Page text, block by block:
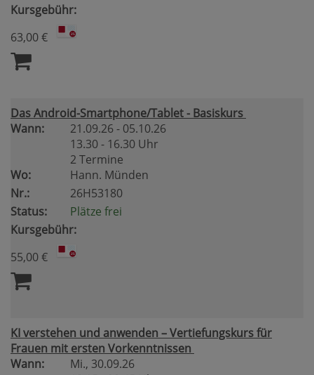
Kursgebühr:
63,00 €
Das Android-Smartphone/Tablet - Basiskurs
Wann:
21.09.26 - 05.10.26
13.30 - 16.30 Uhr
2 Termine
Wo:
Hann. Münden
Nr.:
26H53180
Status:
Plätze frei
Kursgebühr:
55,00 €
KI verstehen und anwenden – Vertiefungskurs für
Frauen mit ersten Vorkenntnissen
Wann:
Mi., 30.09.26